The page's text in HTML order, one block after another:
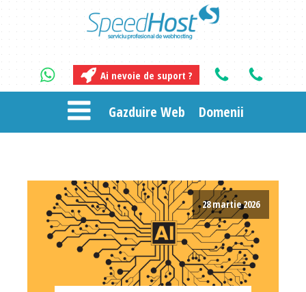
Ai nevoie de suport ?
Gazduire Web Domenii
28 martie 2026